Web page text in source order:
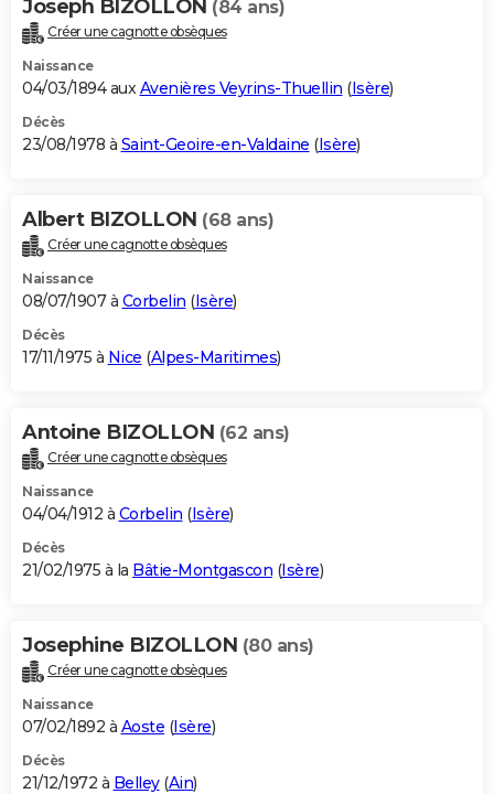
Joseph BIZOLLON (84 ans)
Créer une cagnotte obsèques
Naissance
04/03/1894 auxAvenières Veyrins-Thuellin (Isère)
Décès
23/08/1978 à Saint-Geoire-en-Valdaine (Isère)
Albert BIZOLLON (68 ans)
Créer une cagnotte obsèques
Naissance
08/07/1907 à Corbelin (Isère)
Décès
17/11/1975 à Nice (Alpes-Maritimes)
Antoine BIZOLLON (62 ans)
Créer une cagnotte obsèques
Naissance
04/04/1912 à Corbelin (Isère)
Décès
21/02/1975 à la Bâtie-Montgascon (Isère)
Josephine BIZOLLON (80 ans)
Créer une cagnotte obsèques
Naissance
07/02/1892 à Aoste (Isère)
Décès
21/12/1972 à Belley(Ain)